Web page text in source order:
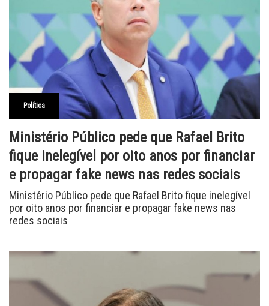
Política
Ministério Público pede que Rafael Brito
fique inelegível por oito anos por financiar
e propagar fake news nas redes sociais
Ministério Público pede que Rafael Brito fique inelegível
por oito anos por financiar e propagar fake news nas
redes sociais